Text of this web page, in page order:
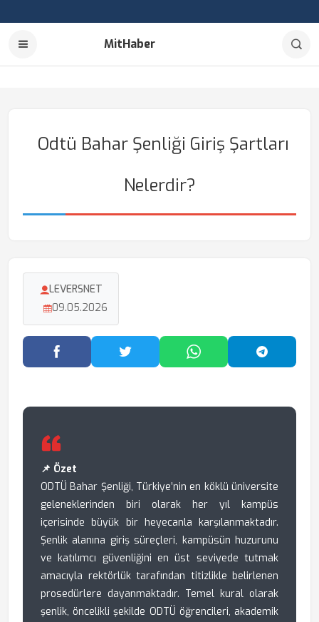
MitHaber
Odtü Bahar Şenliği Giriş Şartları
Nelerdir?
LEVERSNET
09.05.2026
Facebook'ta PaylaşTwitter'da PaylaşWhatsApp'ta Paylaş
📌 Özet
ODTÜ Bahar Şenliği, Türkiye’nin en köklü üniversite
geleneklerinden biri olarak her yıl kampüs
içerisinde büyük bir heyecanla karşılanmaktadır.
Şenlik alanına giriş süreçleri, kampüsün huzurunu
ve katılımcı güvenliğini en üst seviyede tutmak
amacıyla rektörlük tarafından titizlikle belirlenen
prosedürlere dayanmaktadır. Temel kural olarak
şenlik, öncelikli şekilde ODTÜ öğrencileri, akademik